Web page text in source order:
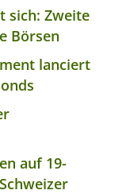
sich: Zweite
Börsen
lanciert
auf 19-